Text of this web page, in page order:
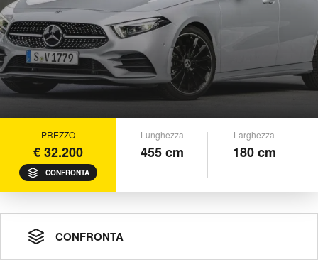
PREZZO
€ 32.200
CONFRONTA
Lunghezza
455 cm
Larghezza
180 cm
CONFRONTA